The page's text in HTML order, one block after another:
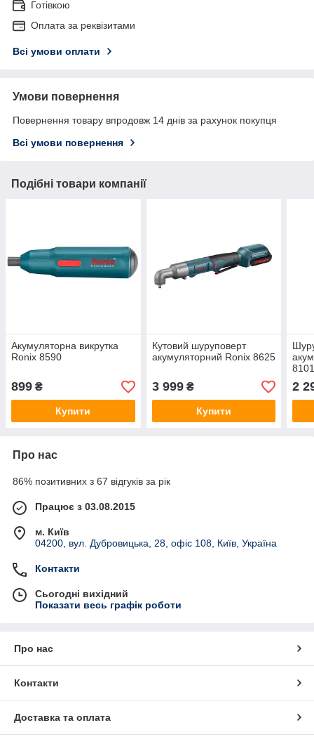
Готівкою
Оплата за реквізитами
Всі умови оплати
Умови повернення
Повернення товару впродовж 14 днів за рахунок покупця
Всі умови повернення
Подібні товари компанії
Акумуляторна викрутка
Ronix 8590
899 ₴
Купити
Кутовий шуруповерт
акумуляторний Ronix 8625
3 999₴
Купити
2
Про нас
86% позитивних з 67 відгуків за рік
Працює з 03.08.2015
м. Київ
04200, вул. Дубровицька, 28, офіс 108, Київ, Україна
Контакти
Сьогодні вихідний
Показати весь графік роботи
Про нас
Контакти
Доставка та оплата